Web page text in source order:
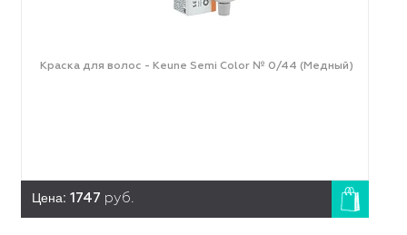
Краска для волос - Keune Semi Color № 0/44 (Медный)
Цена: 1747 руб.